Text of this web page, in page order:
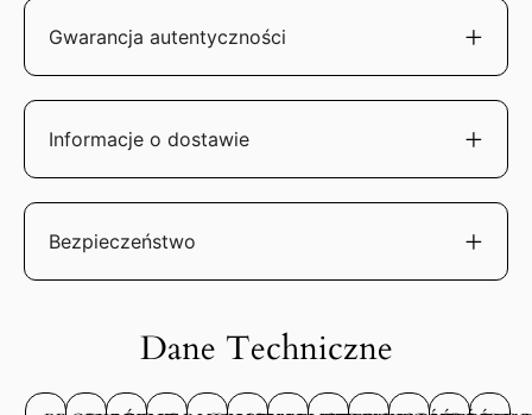
Gwarancja autentyczności
Informacje o dostawie
Bezpieczeństwo
Dane Techniczne